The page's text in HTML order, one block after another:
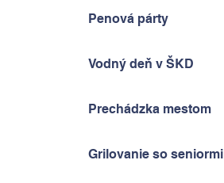
Penová párty
Vodný deň v ŠKD
Prechádzka mestom
Grilovanie so seniormi